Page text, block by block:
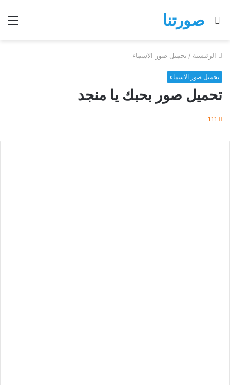
صورتنا
بحث
الرئيسية / تحميل صور الاسماء
تحميل صور الاسماء
تحميل صور بحبك يا منجد
111